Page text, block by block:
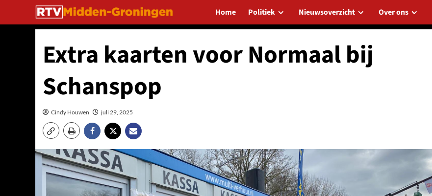
de
Home Politiek Nieuwsoverzicht Over ons
Extra kaarten voor Normaal bij
Schanspop
Cindy Houwen juli 29, 2025